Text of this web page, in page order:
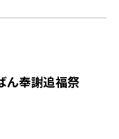
ん奉謝追福祭